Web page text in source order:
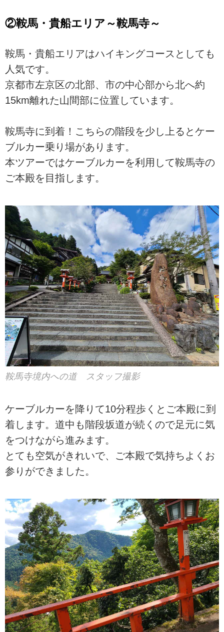
②鞍馬・貴船エリア～鞍馬寺～
鞍馬・貴船エリアはハイキングコースとしても
人気です。
京都市左京区の北部、市の中心部から北へ約
15km離れた山間部に位置しています。
鞍馬寺に到着！こちらの階段を少し上るとケー
ブルカー乗り場があります。
本ツアーではケーブルカーを利用して鞍馬寺の
ご本殿を目指します。
鞍馬寺境内への道 スタッフ撮影
ケーブルカーを降りて10分程歩くとご本殿に到
着します。道中も階段坂道が続くので足元に気
をつけながら進みます。
とても空気がきれいで、ご本殿で気持ちよくお
参りができました。